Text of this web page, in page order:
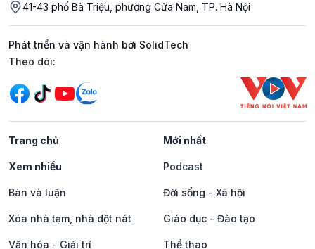
41-43 phố Bà Triệu, phường Cửa Nam, TP. Hà Nội
Phát triển và vận hành bởi SolidTech
Mạng xã hội
Theo dõi:
Trang chủ Mới nhất
Xem nhiều Podcast
Bàn và luận Đời sống - Xã hội
Xóa nhà tạm, nhà dột nát Giáo dục - Đào tạo
Văn hóa - Giải trí Thể thao